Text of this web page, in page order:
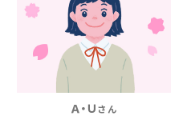
Ａ・Ｕさん